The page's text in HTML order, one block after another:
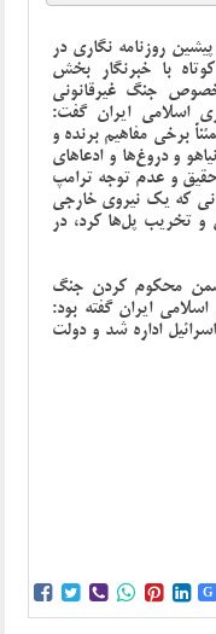
روزنامه نگاری در
با خبرنگار بخش
جنگ غیرقانونی
اسلامی ایران گفت:
برخی مفاهیم برنده و
و دروغ‌ها و ادعاهای
و عدم توجه ترامپ
که یک نیروی خارجی
و تخریب پل‌ها کرد، در
ضمن محکوم کردن جنگ
ایران گفته بود:
اداره شد و دولت
      G